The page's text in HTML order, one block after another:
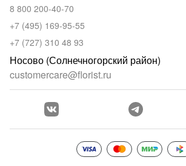
8 800 200-40-70
+7 (495) 169-95-55
+7 (727) 310 48 93
Носово (Солнечногорский район)
customercare@florist.ru